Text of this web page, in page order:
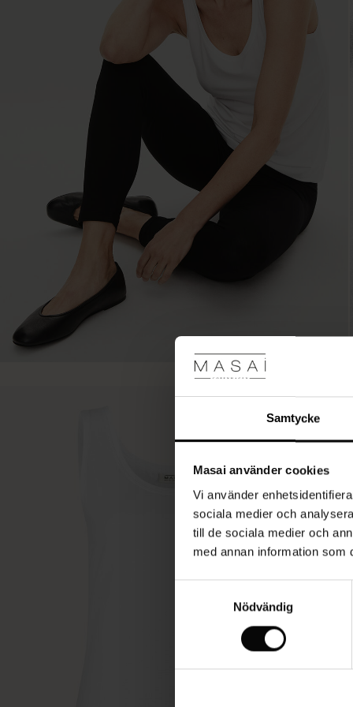
Samtycke
Masai använder cookies
Vi använder
sociala medier och
till de sociala medier och
med annan information som
Nödvändig